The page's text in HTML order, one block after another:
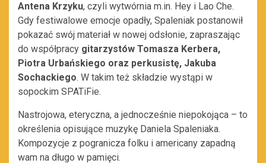
Antena Krzyku, czyli wytwórnia m.in. Hey i Lao Che.
Gdy festiwalowe emocje opadły, Spaleniak postanowił
pokazać swój materiał w nowej odsłonie, zapraszając
do współpracy gitarzystów Tomasza Kerbera,
Piotra Urbańskiego oraz perkusistę, Jakuba
Sochackiego. W takim też składzie wystąpi w
sopockim SPATiFie.
Nastrojowa, eteryczna, a jednocześnie niepokojąca – to
określenia opisujące muzykę Daniela Spaleniaka.
Kompozycje z pogranicza folku i americany zapadną
wam na długo w pamięci.